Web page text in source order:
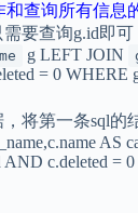
查询所有信息
要查询g.id即可
g LEFT JOIN
= 0
将第一条sql的
AS
AND c.deleted =